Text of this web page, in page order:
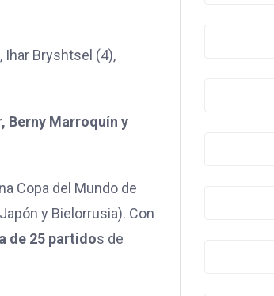
Ihar Bryshtsel (4),
Berny Marroquín y
Copa del Mundo de
y Bielorrusia). Con
de 25 partidos de